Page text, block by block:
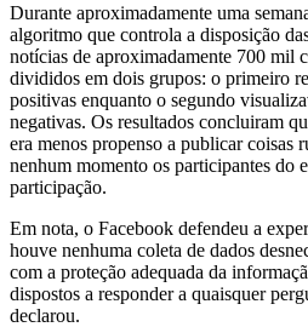
Durante aproximadamente uma
algoritmo que controla a disposição
notícias de aproximadamente 700 mil
divididos em dois grupos: o primeiro
positivas enquanto o segundo
negativas. Os resultados concluiram
era menos propenso a publicar coisas
nenhum momento os participantes do
participação.
Em nota, o Facebook defendeu a
houve nenhuma coleta de dados
com a proteção adequada da
dispostos a responder a quaisquer
declarou.